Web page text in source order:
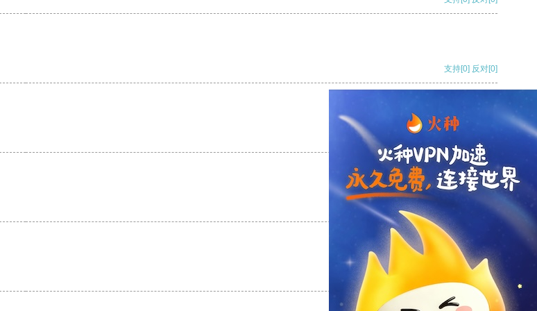
支持[0] 反对[0]
反对
反对[0]